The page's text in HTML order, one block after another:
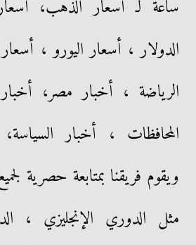
ساعة لـ أسعار الذهب،
الدولار ، أسعار اليورو ،
الرياضة ، أخبار مصر،
المحافظات ، أخبار
ويقوم فريقنا بمتابعة حصرية
مثل الدوري الإنجليزي ،